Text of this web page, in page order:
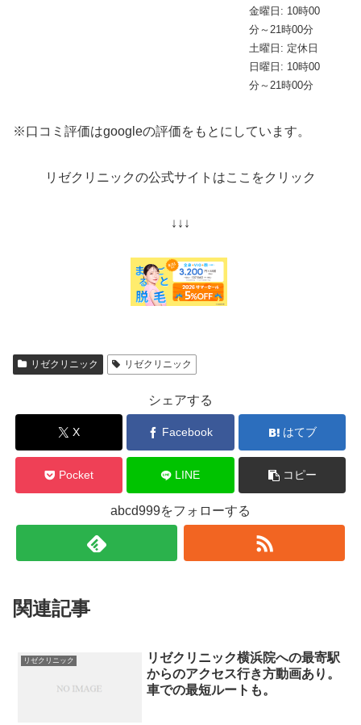
金曜日: 10時00
分～21時00分
土曜日: 定休日
日曜日: 10時00
分～21時00分
※口コミ評価はgoogleの評価をもとにしています。
リゼクリニックの公式サイトはここをクリック
↓↓↓
リゼクリニック リゼクリニック
シェアする
X Facebook はてブ
Pocket LINE コピー
abcd999をフォローする
関連記事
リゼクリニック
リゼクリニック横浜院への最寄駅
からのアクセス行き方動画あり。
車での最短ルートも。